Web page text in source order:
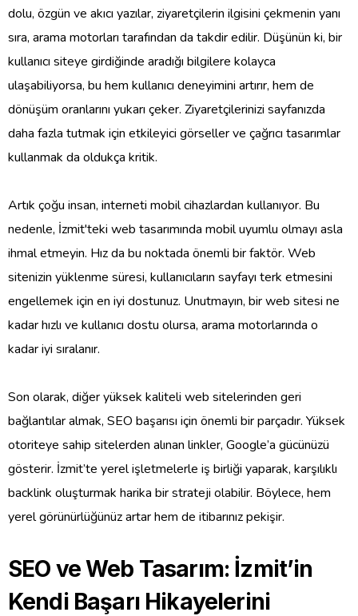
dolu, özgün ve akıcı yazılar, ziyaretçilerin ilgisini çekmenin yanı
sıra, arama motorları tarafından da takdir edilir. Düşünün ki, bir
kullanıcı siteye girdiğinde aradığı bilgilere kolayca
ulaşabiliyorsa, bu hem kullanıcı deneyimini artırır, hem de
dönüşüm oranlarını yukarı çeker. Ziyaretçilerinizi sayfanızda
daha fazla tutmak için etkileyici görseller ve çağrıcı tasarımlar
kullanmak da oldukça kritik.
Artık çoğu insan, interneti mobil cihazlardan kullanıyor. Bu
nedenle, İzmit'teki web tasarımında mobil uyumlu olmayı asla
ihmal etmeyin. Hız da bu noktada önemli bir faktör. Web
sitenizin yüklenme süresi, kullanıcıların sayfayı terk etmesini
engellemek için en iyi dostunuz. Unutmayın, bir web sitesi ne
kadar hızlı ve kullanıcı dostu olursa, arama motorlarında o
kadar iyi sıralanır.
Son olarak, diğer yüksek kaliteli web sitelerinden geri
bağlantılar almak, SEO başarısı için önemli bir parçadır. Yüksek
otoriteye sahip sitelerden alınan linkler, Google’a gücünüzü
gösterir. İzmit’te yerel işletmelerle iş birliği yaparak, karşılıklı
backlink oluşturmak harika bir strateji olabilir. Böylece, hem
yerel görünürlüğünüz artar hem de itibarınız pekişir.
SEO ve Web Tasarım: İzmit’in
Kendi Başarı Hikayelerini